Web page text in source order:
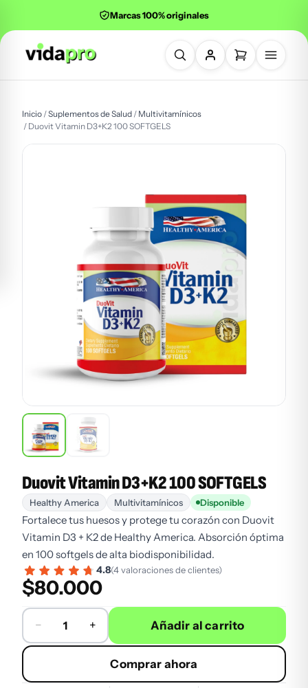
Marcas 100% originales
Inicio /Suplementos de Salud / Multivitamínicos
/ Duovit Vitamin D3+K2 100 SOFTGELS
Duovit Vitamin D3+K2 100 SOFTGELS
Healthy America Multivitamínicos Disponible
Fortalece tus huesos y protege tu corazón con Duovit
Vitamin D3 + K2 de Healthy America. Absorción óptima
en 100 softgels de alta biodisponibilidad.
4.8(4 valoraciones de clientes)
$80.000
Duovit Vitamin D3+K2 100 SOFTGELS cantidad
− + Añadir al carrito
Comprar ahora